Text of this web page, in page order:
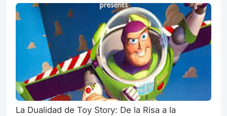
La Dualidad de Toy Story: De la Risa a la